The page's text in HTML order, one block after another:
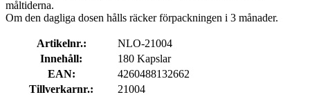
måltiderna.
Om den dagliga dosen hålls räcker förpackningen i 3 månader.
Artikelnr.:
NLO-21004
Innehåll:
180 Kapslar
EAN:
4260488132662
Tillverkarnr.:
21004